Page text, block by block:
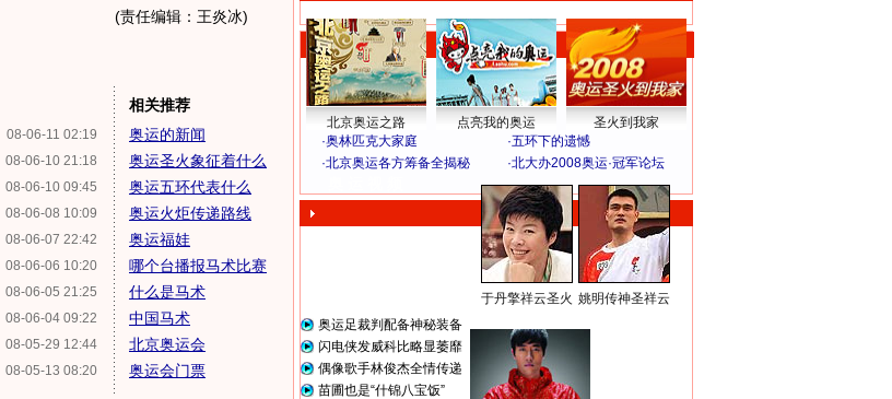
(责任编辑：王炎冰)
08-06-11 02:19
08-06-10 21:18
08-06-10 09:45
08-06-08 10:09
08-06-07 22:42
08-06-06 10:20
08-06-05 21:25
08-06-04 09:22
08-05-29 12:44
08-05-13 08:20
相关推荐
奥运的新闻
奥运圣火象征着什么
奥运五环代表什么
奥运火炬传递路线
奥运福娃
哪个台播报马术比赛
什么是马术
中国马术
北京奥运会
奥运会门票
北京奥运之路 点亮我的奥运
圣火到我家
·奥林匹克大家庭 ·五环下的遗憾
·北京奥运各方筹备全揭秘 ·北大办2008奥运·冠军论坛
于丹擎祥云圣火 姚明传神圣祥云
奥运足裁判配备神秘装备
闪电侠发威科比略显萎靡
偶像歌手林俊杰全情传递
苗圃也是“什锦八宝饭”